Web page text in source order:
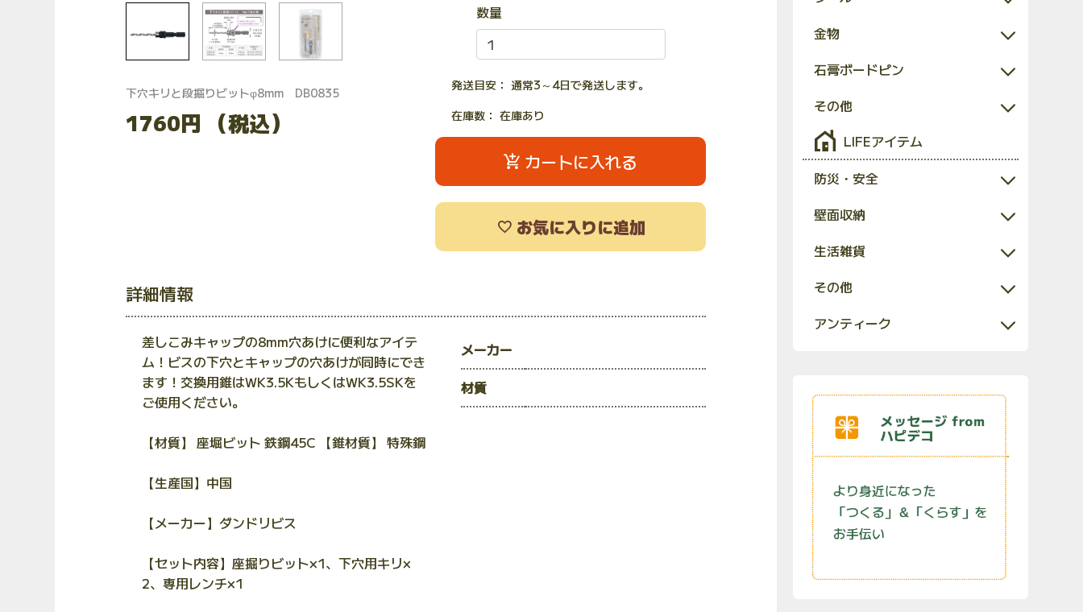
下穴キリと段掘りビットφ8mm DB0835
1760円 （税込）
数量
発送目安： 通常3～4日で発送します。
在庫数： 在庫あり
カートに入れる
お気に入りに追加
詳細情報
差しこみキャップの8mm穴あけに便利なアイテ
ム！ビスの下穴とキャップの穴あけが同時にでき
ます！交換用錐はWK3.5KもしくはWK3.5SKを
ご使用ください。
【材質】 座堀ビット 鉄鋼45C 【錐材質】 特殊鋼
【生産国】中国
【メーカー】ダンドリビス
【セット内容】座掘りビット×1、下穴用キリ×
2、専用レンチ×1
メーカー
材質
金物
石膏ボードピン
その他
LIFEアイテム
防災・安全
壁面収納
生活雑貨
その他
アンティーク